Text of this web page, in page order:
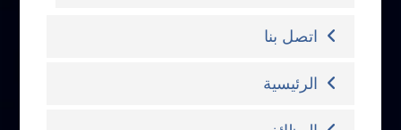
اتصل بنا
الرئيسية